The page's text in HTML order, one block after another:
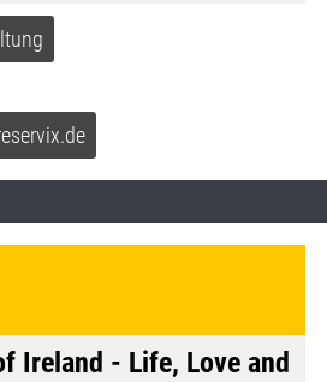
Ireland - Life, Love and